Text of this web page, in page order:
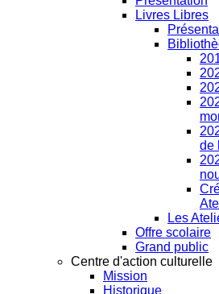
Livres Libres
de
Les
Offre scolaire
Grand public
Centre d'action culturelle
Mission
Historique